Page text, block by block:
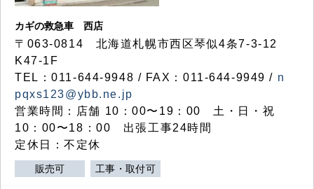
カギの救急車 西店
〒063-0814 北海道札幌市西区琴似4条7-3-12
K47-1F
TEL：011-644-9948 / FAX：011-644-9949 / n
pqxs123@ybb.ne.jp
営業時間：店舗 10：00〜19：00 土・日・祝
10：00〜18：00 出張工事24時間
定休日：不定休
販売可 工事・取付可